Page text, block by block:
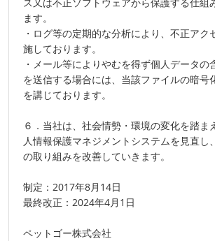
ス又は不正ソフトウェアから保護する仕組
ます。
・ログ等の定期的な分析により、不正アク
施しております。
・メール等によりやむを得ず個人データの
を送信する場合には、当該ファイルの暗号
を講じております。
６．当社は、社会情勢・環境の変化を踏ま
人情報保護マネジメントシステムを見直し
の取り組みを改善していきます。
制定：2017年8月14日
最終改正：2024年4月1日
ペットゴー株式会社